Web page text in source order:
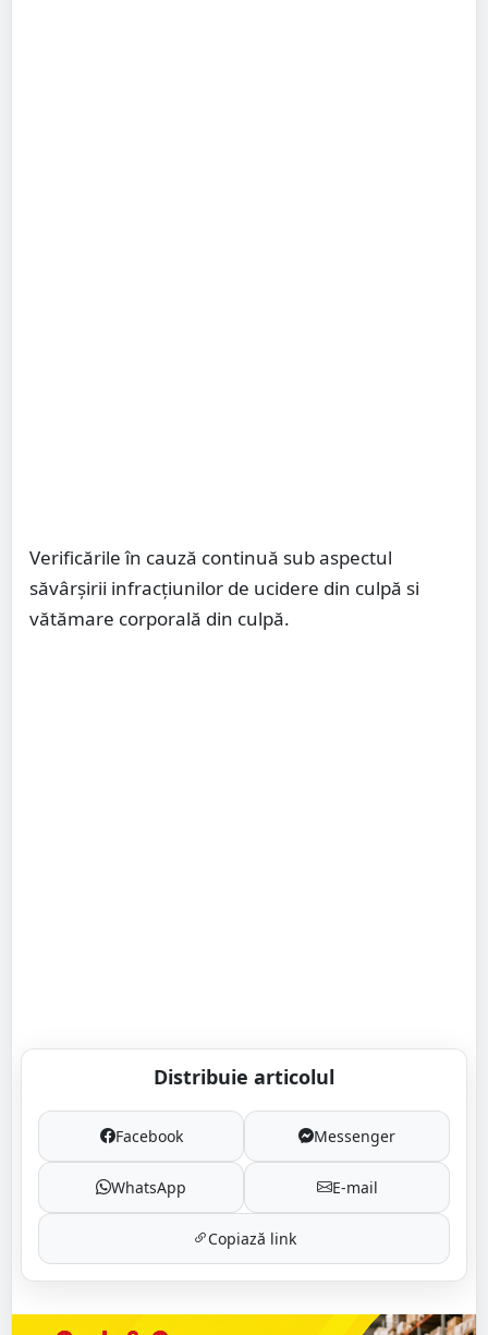
Verificările în cauză continuă sub aspectul
săvârșirii infracțiunilor de ucidere din culpă si
vătămare corporală din culpă.
Distribuie articolul
Facebook Messenger
WhatsApp E-mail
Copiază link